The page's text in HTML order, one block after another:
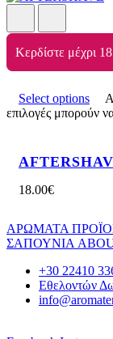
Κερδίστε μέχρι
Select options
επιλογές μπορούν
18.00€
ΑΡΩΜΑΤΑ
ΣΑΠΟΥΝΙΑ
+30 22410
Εθελοντών